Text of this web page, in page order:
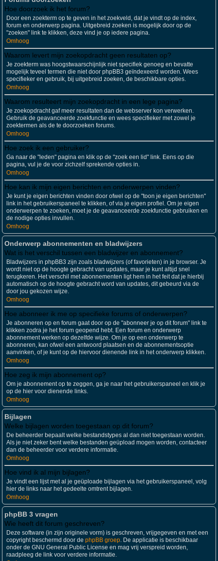
Hoe doorzoek ik het forum?
Door een zoekterm op te geven in het zoekveld, dat je vindt op de index,
forum en onderwerp pagina. Uitgebreid zoeken is mogelijk door op de
"zoeken" link te klikken, deze vind je op iedere pagina.
Omhoog
Waarom levert mijn zoekopdracht geen resultaten op?
Je zoekterm was hoogstwaarschijnlijk niet specifiek genoeg en bevatte
mogelijk teveel termen die niet door phpBB3 geïndexeerd worden. Wees
specifieker en gebruik, bij uitgebreid zoeken, de beschikbare opties.
Omhoog
Waarom resulteert mijn zoekopdracht in een lege pagina?
Je zoekopdracht gaf meer resultaten dan de webserver kon verwerken.
Gebruik de geavanceerde zoekfunctie en wees specifieker met zowel je
zoektermen als de te doorzoeken forums.
Omhoog
Hoe zoek ik een gebruiker?
Ga naar de "leden" pagina en klik op de "zoek een lid" link. Eens op die
pagina, vul je de voor zichzelf sprekende opties in.
Omhoog
Hoe kan ik mijn eigen berichten en onderwerpen vinden?
Je kunt je eigen berichten vinden door ofwel op de "toon je eigen berichten"
link in het gebruikerspaneel te klikken, of via je eigen profiel. Om je eigen
onderwerpen te zoeken, moet je de geavanceerde zoekfunctie gebruiken en
de nodige opties invullen.
Omhoog
Onderwerp abonnementen en bladwijzers
Wat is het verschil tussen een bladwijzer en abonnement?
Bladwijzers in phpBB3 zijn zoals bladwijzers (of favorieten) in je browser. Je
wordt niet op de hoogte gebracht van updates, maar je kunt altijd snel
terugkeren. Het verschil met abonnementen ligt hem in het feit dat je hierbij
automatisch op de hoogte gebracht word van updates, dit gebeurd via de
door jou gekozen wijze.
Omhoog
Hoe abonneer ik me op specifieke forums of onderwerpen?
Je abonneren op en forum gaat door op de "abonneer je op dit forum" link te
klikken zodra je het forum geopend hebt. Een forum en onderwerp
abonnement werken op dezelfde wijze. Om je op een onderwerp te
abonneren, kan ofwel een antwoord plaatsen en de abonnementsoptie
aanvinken, of je kunt op de hiervoor dienende link in het onderwerp klikken.
Omhoog
Hoe zeg ik mijn abonnement op?
Om je abonnement op te zeggen, ga je naar het gebruikerspaneel en klik je
op de hier voor dienende links.
Omhoog
Bijlagen
Welke bijlagen worden toegestaan op dit forum?
De beheerder bepaalt welke bestandstypes al dan niet toegestaan worden.
Als je niet zeker bent welke bestanden geüpload mogen worden, contacteer
dan de beheerder voor verdere informatie.
Omhoog
Hoe vind ik al mijn bijlagen?
Je vindt een lijst met al je geüploade bijlagen via het gebruikerspaneel, volg
hier de links naar het gedeelte omtrent bijlagen.
Omhoog
phpBB 3 vragen
Wie heeft dit forum geschreven?
Deze software (in zijn originele vorm) is geschreven, vrijgegeven en met een
copyright beschermd door de phpBB groep. De applicatie is beschikbaar
onder de GNU General Public License en mag vrij verspreid worden,
raadpleeg de link voor verdere informatie.